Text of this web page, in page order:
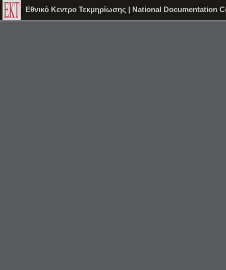
Εθνικό Κεντρο Τεκμηρίωσης | National Documentation